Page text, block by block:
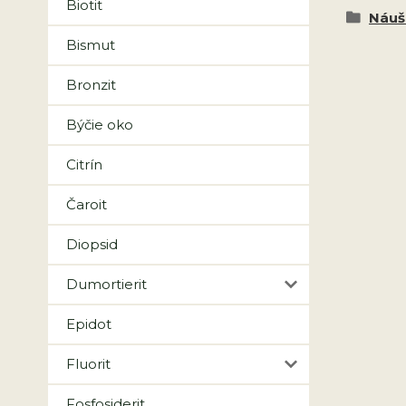
Biotit
Bismut
Bronzit
Býčie oko
Citrín
Čaroit
Diopsid
Dumortierit
Epidot
Fluorit